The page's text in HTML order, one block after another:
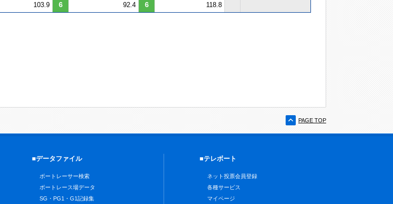
103.9 6 92.4 6 118.8
PAGE TOP
■データファイル
ボートレーサー検索
ボートレース場データ
SG・PG1・G1記録集
■テレボート
ネット投票会員登録
各種サービス
マイページ